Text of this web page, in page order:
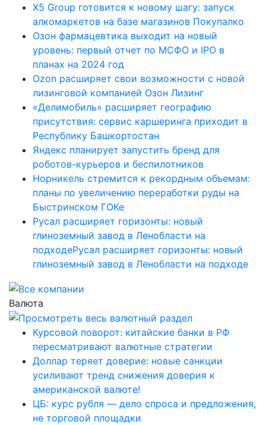
X5 Group готовится к новому шагу: запуск
алкомаркетов на базе магазинов Покупалко
Озон фармацевтика выходит на новый
уровень: первый отчет по МСФО и IPO в
планах на 2024 год
Ozon расширяет свои возможности с новой
лизинговой компанией Озон Лизинг
«Делимобиль» расширяет географию
присутствия: сервис каршеринга приходит в
Республику Башкортостан
Яндекс планирует запустить бренд для
роботов-курьеров и беспилотников
Норникель стремится к рекордным объемам:
планы по увеличению переработки руды на
Быстринском ГОКе
Русал расширяет горизонты: новый
глиноземный завод в Ленобласти на
подходеРусал расширяет горизонты: новый
глиноземный завод в Ленобласти на подходе
Валюта
Курсовой поворот: китайские банки в РФ
пересматривают валютные стратегии
Доллар теряет доверие: новые санкции
усиливают тренд снижения доверия к
американской валюте!
ЦБ: курс рубля — дело спроса и предложения,
не торговой площадки